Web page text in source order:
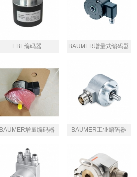
EBE编码器 BAUMER增量式编码器
BAUMER增量编码器 BAUMER工业编码器